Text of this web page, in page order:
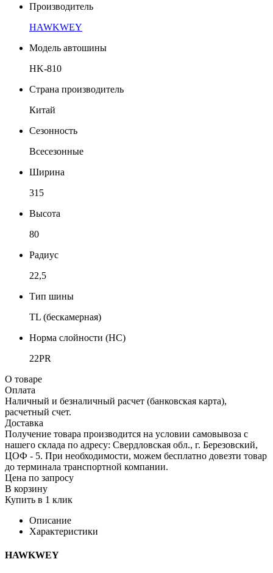
Производитель
HAWKWEY
Модель автошины
HK-810
Страна производитель
Китай
Сезонность
Всесезонные
Ширина
315
Высота
80
Радиус
22,5
Тип шины
TL (бескамерная)
Норма слойности (НС)
22PR
О товаре
Оплата
Наличный и безналичный расчет (банковская карта),
расчетный счет.
Доставка
Получение товара производится на условии самовывоза с
нашего склада по адресу: Свердловская обл., г. Березовский,
ЦОФ - 5. При необходимости, можем бесплатно довезти товар
до терминала транспортной компании.
Цена по запросу
В корзину
Купить в 1 клик
Описание
Характеристики
HAWKWEY